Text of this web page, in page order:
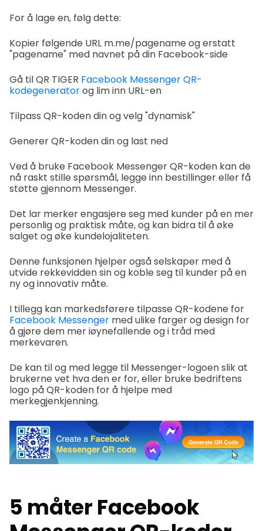
For å lage en, følg dette:
Kopier følgende URL m.me/pagename og erstatt
"pagename" med navnet på din Facebook-side
Gå til QR TIGER Facebook Messenger QR-
kodegeneratorog lim inn URL-en
Tilpass QR-koden din og velg "dynamisk"
Generer QR-koden din og last ned
Ved å bruke Facebook Messenger QR-koden kan de
nå raskt stille spørsmål, legge inn bestillinger eller få
støtte gjennom Messenger.
Det lar merker engasjere seg med kunder på en mer
personlig og praktisk måte, og kan bidra til å øke
salget og øke kundelojaliteten.
Denne funksjonen hjelper også selskaper med å
utvide rekkevidden sin og koble seg til kunder på en
ny og innovativ måte.
I tillegg kan markedsførere tilpasse QR-kodene for
Facebook Messenger med ulike farger og design for
å gjøre dem mer iøynefallende og i tråd med
merkevaren.
De kan til og med legge til Messenger-logoen slik at
brukerne vet hva den er for, eller bruke bedriftens
logo på QR-koden for å hjelpe med
merkegjenkjenning.
5 måter Facebook